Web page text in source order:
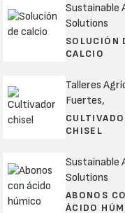
Sustainable
Solutions
SOLUCIÓN
CALCIO
Talleres
Fuertes,
CHISEL
Sustainable
Solutions
ABONOS
ÁCIDO